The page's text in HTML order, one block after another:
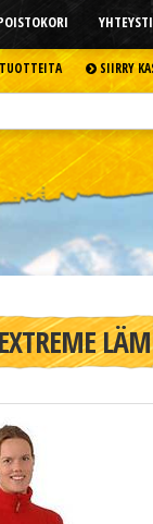
SIIRRY